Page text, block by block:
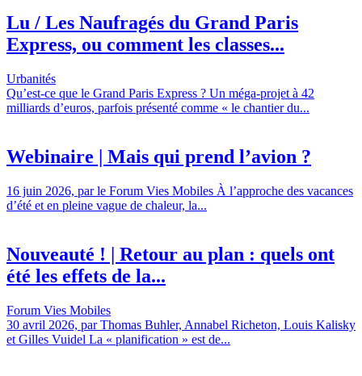
Lu / Les Naufragés du Grand Paris
Express, ou comment les classes...
Urbanités
Qu’est-ce que le Grand Paris Express ? Un méga-projet à 42
milliards d’euros, parfois présenté comme « le chantier du...
Webinaire | Mais qui prend l’avion ?
16 juin 2026, par le Forum Vies Mobiles À l’approche des vacances
d’été et en pleine vague de chaleur, la...
Nouveauté ! | Retour au plan : quels ont
été les effets de la...
Forum Vies Mobiles
30 avril 2026, par Thomas Buhler, Annabel Richeton, Louis Kalisky
et Gilles Vuidel La « planification » est de...